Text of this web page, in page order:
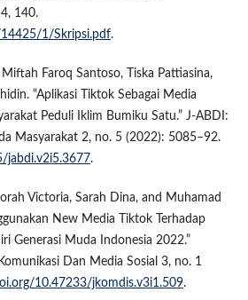
140.
1/Skripsi.pdf.
Faroq Santoso, Tiska Pattiasina,
“Aplikasi Tiktok Sebagai Media
Peduli Iklim Bumiku Satu.” J-ABDI:
Masyarakat 2, no. 5 (2022): 5085–92.
jabdi.v2i5.3677.
Victoria, Sarah Dina, and Muhamad
New Media Tiktok Terhadap
Generasi Muda Indonesia 2022.”
Dan Media Sosial 3, no. 1
10.47233/jkomdis.v3i1.509.